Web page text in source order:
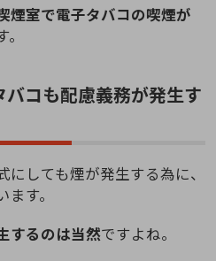
煙室で電子タバコの喫煙が
コも配慮義務が発生す
しても煙が発生する為に、
す。
するのは当然ですよね。